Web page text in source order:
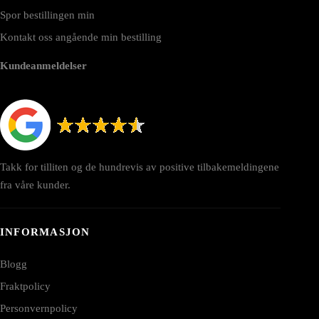
Spor bestillingen min
Kontakt oss angående min bestilling
Kundeanmeldelser
Takk for tilliten og de hundrevis av positive tilbakemeldingene
fra våre kunder.
INFORMASJON
Blogg
Fraktpolicy
Personvernpolicy